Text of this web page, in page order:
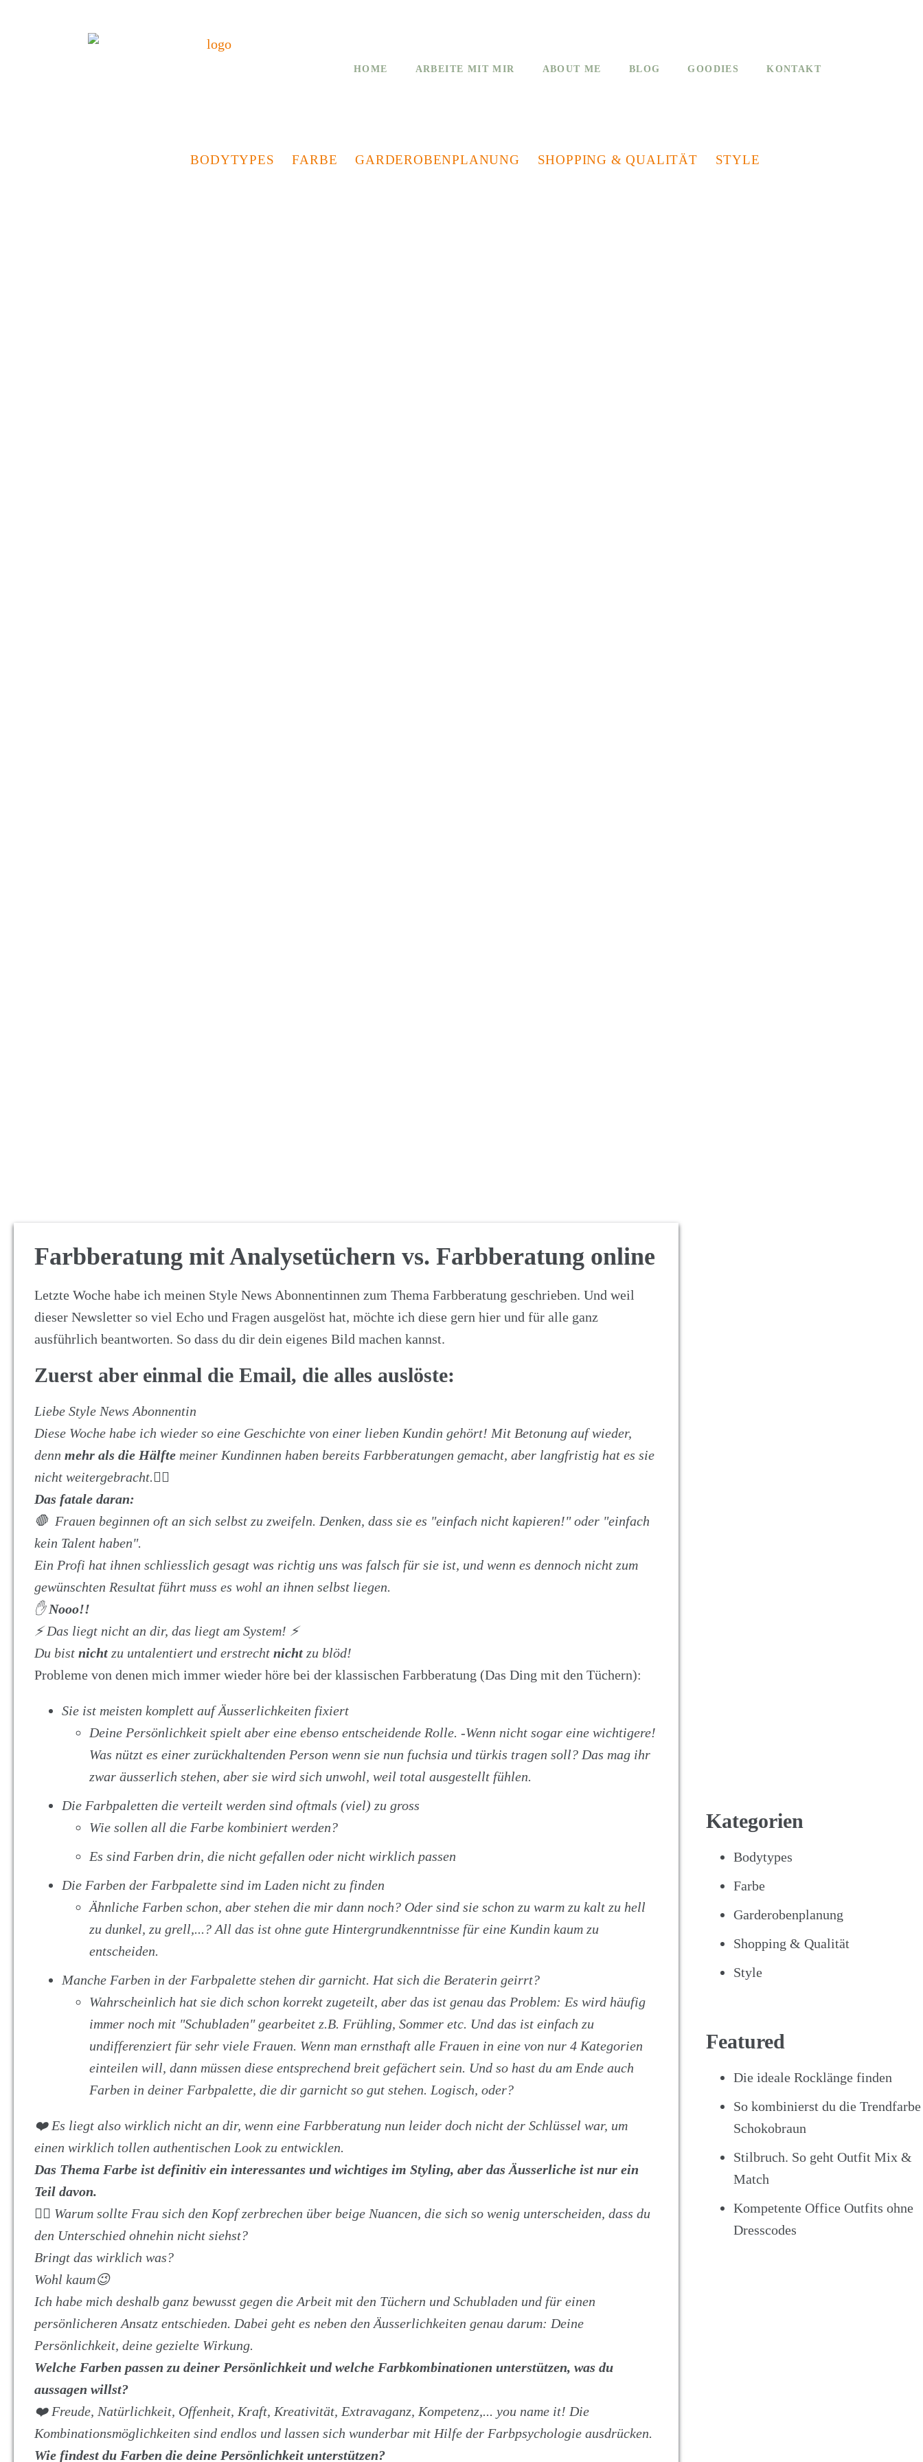
HOME ARBEITE MIT MIR ABOUT ME BLOG GOODIES KONTAKT
BODYTYPES FARBE GARDEROBENPLANUNG SHOPPING & QUALITÄT STYLE
Farbberatung mit Analysetüchern vs. Farbberatung online
Letzte Woche habe ich meinen Style News Abonnentinnen zum Thema Farbberatung geschrieben. Und weil
dieser Newsletter so viel Echo und Fragen ausgelöst hat, möchte ich diese gern hier und für alle ganz
ausführlich beantworten. So dass du dir dein eigenes Bild machen kannst.
Zuerst aber einmal die Email, die alles auslöste:
Liebe Style News Abonnentin
Diese Woche habe ich wieder so eine Geschichte von einer lieben Kundin gehört! Mit Betonung auf wieder,
denn mehr als die Hälfte meiner Kundinnen haben bereits Farbberatungen gemacht, aber langfristig hat es sie
nicht weitergebracht.🤷‍♀️
Das fatale daran:
🛑 Frauen beginnen oft an sich selbst zu zweifeln. Denken, dass sie es "einfach nicht kapieren!" oder "einfach
kein Talent haben".
Ein Profi hat ihnen schliesslich gesagt was richtig uns was falsch für sie ist, und wenn es dennoch nicht zum
gewünschten Resultat führt muss es wohl an ihnen selbst liegen.
✋Nooo!!
⚡️ Das liegt nicht an dir, das liegt am System! ⚡️
Du bist nicht zu untalentiert und erstrecht nicht zu blöd!
Probleme von denen mich immer wieder höre bei der klassischen Farbberatung (Das Ding mit den Tüchern):
Sie ist meisten komplett auf Äusserlichkeiten fixiert
Deine Persönlichkeit spielt aber eine ebenso entscheidende Rolle. -Wenn nicht sogar eine wichtigere!
Was nützt es einer zurückhaltenden Person wenn sie nun fuchsia und türkis tragen soll? Das mag ihr
zwar äusserlich stehen, aber sie wird sich unwohl, weil total ausgestellt fühlen.
Die Farbpaletten die verteilt werden sind oftmals (viel) zu gross
Wie sollen all die Farbe kombiniert werden?
Es sind Farben drin, die nicht gefallen oder nicht wirklich passen
Die Farben der Farbpalette sind im Laden nicht zu finden
Ähnliche Farben schon, aber stehen die mir dann noch? Oder sind sie schon zu warm zu kalt zu hell
zu dunkel, zu grell,...? All das ist ohne gute Hintergrundkenntnisse für eine Kundin kaum zu
entscheiden.
Manche Farben in der Farbpalette stehen dir garnicht. Hat sich die Beraterin geirrt?
Wahrscheinlich hat sie dich schon korrekt zugeteilt, aber das ist genau das Problem: Es wird häufig
immer noch mit "Schubladen" gearbeitet z.B. Frühling, Sommer etc. Und das ist einfach zu
undifferenziert für sehr viele Frauen. Wenn man ernsthaft alle Frauen in eine von nur 4 Kategorien
einteilen will, dann müssen diese entsprechend breit gefächert sein. Und so hast du am Ende auch
Farben in deiner Farbpalette, die dir garnicht so gut stehen. Logisch, oder?
❤️ Es liegt also wirklich nicht an dir, wenn eine Farbberatung nun leider doch nicht der Schlüssel war, um
einen wirklich tollen authentischen Look zu entwicklen.
Das Thema Farbe ist definitiv ein interessantes und wichtiges im Styling, aber das Äusserliche ist nur ein
Teil davon.
🤷‍♀️ Warum sollte Frau sich den Kopf zerbrechen über beige Nuancen, die sich so wenig unterscheiden, dass du
den Unterschied ohnehin nicht siehst?
Bringt das wirklich was?
Wohl kaum😉
Ich habe mich deshalb ganz bewusst gegen die Arbeit mit den Tüchern und Schubladen und für einen
persönlicheren Ansatz entschieden. Dabei geht es neben den Äusserlichkeiten genau darum: Deine
Persönlichkeit, deine gezielte Wirkung.
Welche Farben passen zu deiner Persönlichkeit und welche Farbkombinationen unterstützen, was du
aussagen willst?
❤️ Freude, Natürlichkeit, Offenheit, Kraft, Kreativität, Extravaganz, Kompetenz,... you name it! Die
Kombinationsmöglichkeiten sind endlos und lassen sich wunderbar mit Hilfe der Farbpsychologie ausdrücken.
Wie findest du Farben die deine Persönlichkeit unterstützen?
Kategorien
Bodytypes
Farbe
Garderobenplanung
Shopping & Qualität
Style
Featured
Die ideale Rocklänge finden
So kombinierst du die Trendfarbe
Schokobraun
Stilbruch. So geht Outfit Mix &
Match
Kompetente Office Outfits ohne
Dresscodes